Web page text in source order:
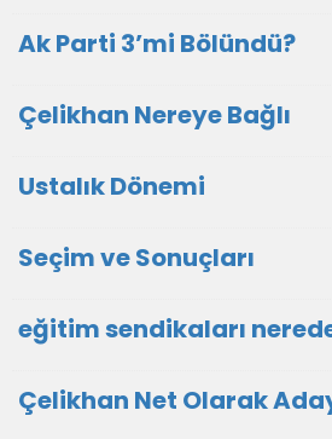
Ak Parti 3’mi Bölündü?
Çelikhan Nereye Bağlı
Ustalık Dönemi
Seçim ve Sonuçları
eğitim sendikaları
Çelikhan Net Olarak